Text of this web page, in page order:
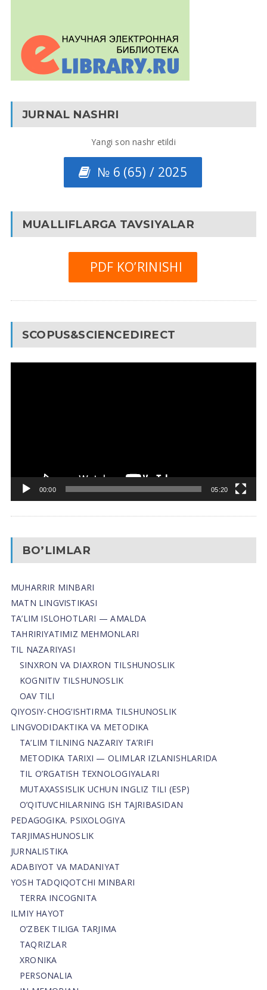
JURNAL NASHRI
Yangi son nashr etildi
№ 6 (65) / 2025
MUALLIFLARGA TAVSIYALAR
PDF KO’RINISHI
SCOPUS&SCIENCEDIRECT
00:00 05:20
BO’LIMLAR
MUHARRIR MINBARI
MATN LINGVISTIKASI
TA’LIM ISLOHOTLARI — AMALDA
TAHRIRIYATIMIZ MEHMONLARI
TIL NAZARIYASI
SINXRON VA DIAXRON TILSHUNOSLIK
KOGNITIV TILSHUNOSLIK
OAV TILI
QIYOSIY-CHOG‘ISHTIRMA TILSHUNOSLIK
LINGVODIDAKTIKA VA METODIKA
TA’LIM TILNING NAZARIY TA’RIFI
METODIKA TARIXI — OLIMLAR IZLANISHLARIDA
TIL O’RGATISH TEXNOLOGIYALARI
MUTAXASSISLIK UCHUN INGLIZ TILI (ESP)
O’QITUVCHILARNING ISH TAJRIBASIDAN
PEDAGOGIKA. PSIXOLOGIYA
TARJIMASHUNOSLIK
JURNALISTIKA
ADABIYOT VA MADANIYAT
YOSH TADQIQOTCHI MINBARI
TERRA INCOGNITA
ILMIY HAYOT
O’ZBEK TILIGA TARJIMA
TAQRIZLAR
XRONIKA
PERSONALIA